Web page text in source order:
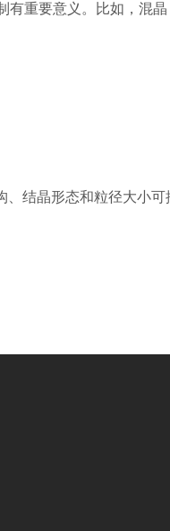
有重要意义。比如，混晶
、结晶形态和粒径大小可